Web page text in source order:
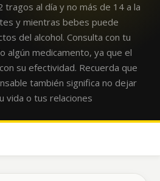
tragos al día y no más de 14 a la
y mientras bebes puede
del alcohol. Consulta con tu
algún medicamento, ya que el
su efectividad. Recuerda que
también significa no dejar
vida o tus relaciones